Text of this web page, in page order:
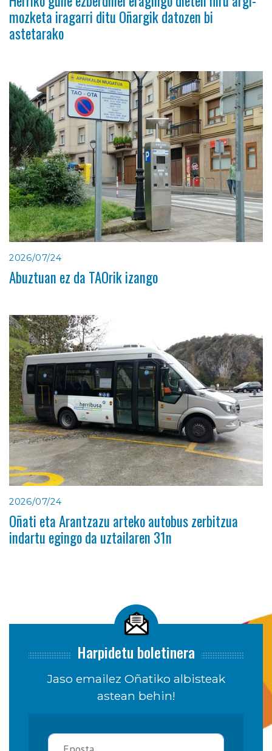
mozketa iragarri ditu Oñargik datozen bi
astetarako
2026/07/24
Abuztuan ez da TAOrik izango
2026/07/24
Oñati eta Arantzazu arteko autobus zerbitzua
indartu egingo da uztailaren 31n
Harpidetu boletinera
Jaso emailez Oñatiko albisteak
astean behin!